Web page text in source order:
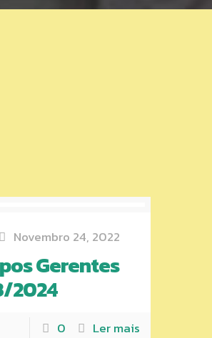
Novembro 24, 2022
Gerentes
2024
0 Ler mais